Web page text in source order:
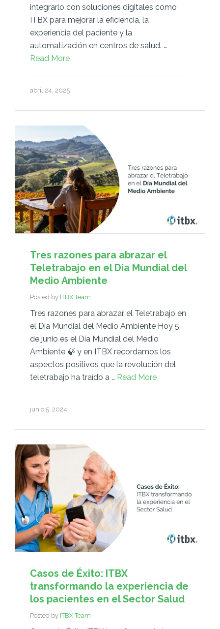
integrarlo con soluciones digitales como
ITBX para mejorar la eficiencia, la
experiencia del paciente y la
automatización en centros de salud. …
Read More
abril 24, 2025
Tres razones para abrazar el
Teletrabajo en el Día Mundial del
Medio Ambiente
Posted by ITBX Team
Tres razones para abrazar el Teletrabajo en
el Día Mundial del Medio Ambiente Hoy 5
de junio es el Día Mundial del Medio
Ambiente 🍃 y en ITBX recordamos los
aspectos positivos que la revolución del
teletrabajo ha traído a … Read More
junio 5, 2024
Casos de Éxito: ITBX
transformando la experiencia de
los pacientes en el Sector Salud
Posted by ITBX Team